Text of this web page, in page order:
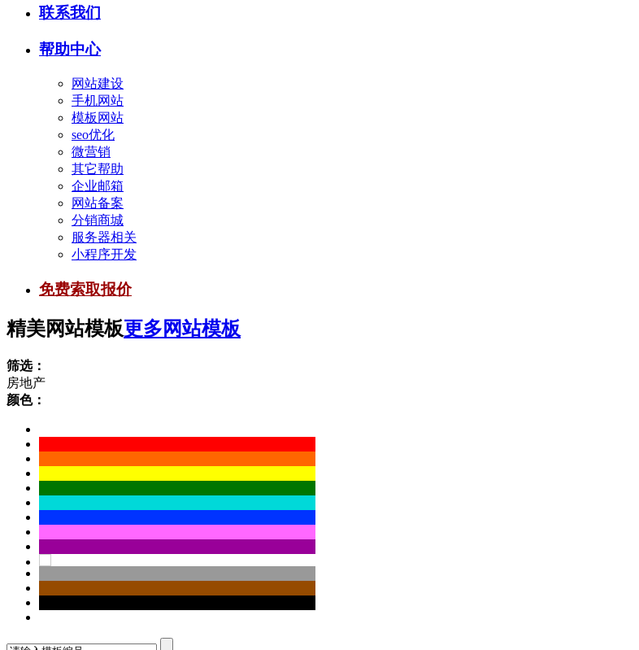
联系我们
帮助中心
网站建设
手机网站
模板网站
seo优化
微营销
其它帮助
企业邮箱
网站备案
分销商城
服务器相关
小程序开发
免费索取报价
精美网站模板更多网站模板
筛选：
房地产
颜色：